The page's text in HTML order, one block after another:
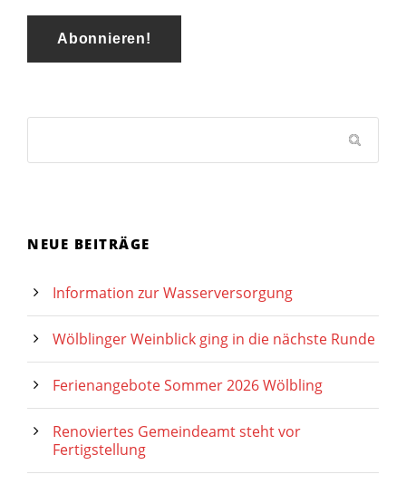
NEUE BEITRÄGE
Information zur Wasserversorgung
Wölblinger Weinblick ging in die nächste Runde
Ferienangebote Sommer 2026 Wölbling
Renoviertes Gemeindeamt steht vor
Fertigstellung